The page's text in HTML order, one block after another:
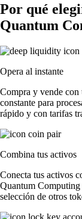
Por qué
Quantum
Opera al instante
Compra y vende
constante para
rápido y con tarifas
Combina tus activos
Conecta tus activos
Quantum
selección de otros